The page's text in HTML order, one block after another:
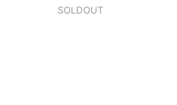
SOLDOUT